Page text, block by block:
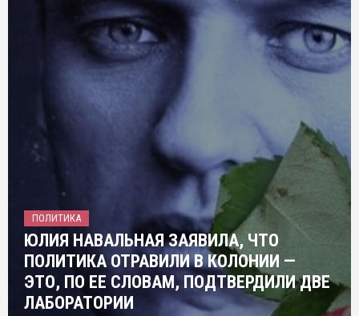
ПОЛИТИКА
ЮЛИЯ НАВАЛЬНАЯ ЗАЯВИЛА, ЧТО
ПОЛИТИКА ОТРАВИЛИ В КОЛОНИИ —
ЭТО, ПО ЕЕ СЛОВАМ, ПОДТВЕРДИЛИ ДВЕ
ЛАБОРАТОРИИ